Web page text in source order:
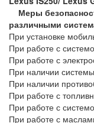
Меры
различными
При установке
При работе с
При работе с
При наличии
При наличии
При работе с
При работе с
При работе с